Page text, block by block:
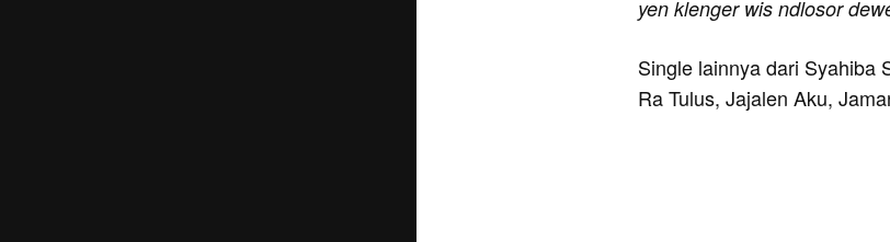
yen klenger wis ndlosor
Single lainnya dari Syahiba
Ra Tulus, Jajalen Aku,